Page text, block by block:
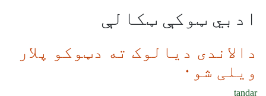
ادبي ټوکې ټکالې
دالاندی دیالوک ته دټوکو پلار
ویلی شو٠
tandar